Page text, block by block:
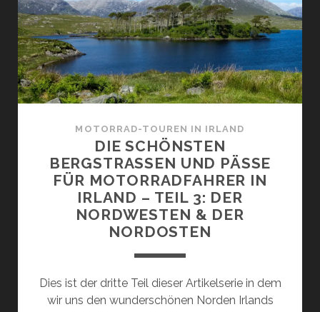
RUNDREISE
MIT
HIGHLANDS
HIGHLIGHTS
MOTORRAD-TOUREN IN IRLAND
DIE SCHÖNSTEN
BERGSTRASSEN UND PÄSSE F
ÜR MOTORRADFAHRER IN I
RLAND – TEIL 3: DER N
ORDWESTEN & DER N
ORDOSTEN
Dies ist der dritte Teil dieser Artikelserie in dem
wir uns den wunderschönen Norden Irlands